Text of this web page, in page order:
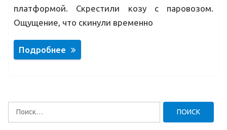
платформой. Скрестили козу с паровозом.
Ощущение, что скинули временно
Подробнее